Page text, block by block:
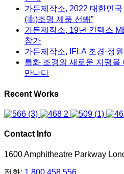
가든제작소, 2022 대한민
(非)조명 제품 선봬”
가든제작소, 19년 킨텍스
참가
가든제작소, IFLA 조경·정
특화 조경의 새로운 지평을
만나다
Recent Works
Contact Info
1600 Amphitheatre Parkway
전화: 1.800.458.556